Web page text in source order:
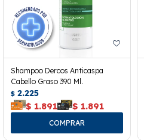
Shampoo Dercos Anticaspa
Cabello Graso 390 Ml.
$ 2.225
$ 1.891 $ 1.891